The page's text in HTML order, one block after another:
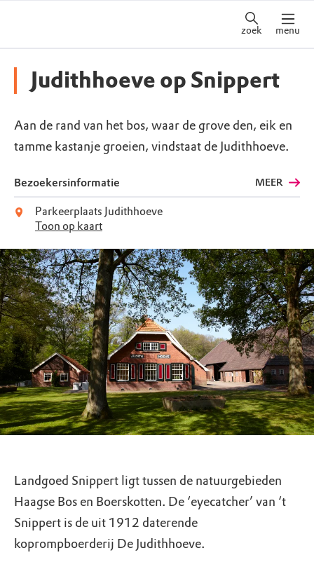
zoek menu
Judithhoeve op Snippert
Aan de rand van het bos, waar de grove den, eik en
tamme kastanje groeien, vindstaat de Judithhoeve.
Bezoekersinformatie MEER
Parkeerplaats Judithhoeve
Toon op kaart
Landgoed Snippert ligt tussen de natuurgebieden
Haagse Bos en Boerskotten. De ‘eyecatcher’ van ‘t
Snippert is de uit 1912 daterende
koprompboerderij De Judithhoeve.